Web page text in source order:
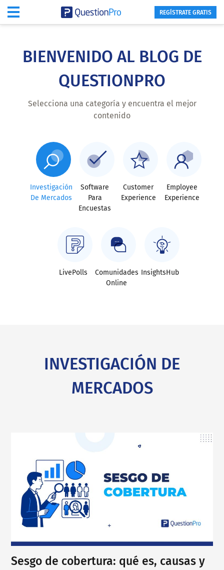
content
REGÍSTRATE GRATIS
BIENVENIDO AL BLOG DE
QUESTIONPRO
Selecciona una categoría y encuentra el mejor
contenido
Investigación
De Mercados
Software
Para
Encuestas
Customer
Experience
Employee
Experience
LivePolls
Comunidades
Online
InsightsHub
INVESTIGACIÓN DE
MERCADOS
Sesgo de cobertura: qué es, causas y